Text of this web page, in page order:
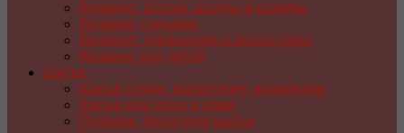
Вязание. Шапки, шляпы и шарфы
Вязание спицами
Вязание. Украшения и аксессуары
Вязание для детей
Шитье
Шитье сумок, косметичек, кошельков
Шитье для уюта в доме
Пэчворк, лоскутное шитье